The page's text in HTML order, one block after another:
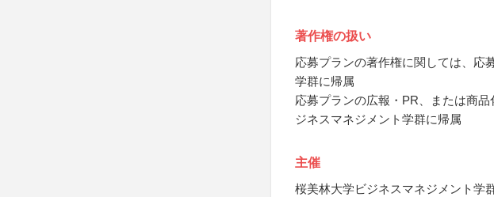
著作権の扱い
応募プランの著作権に関しては、応
学群に帰属
応募プランの広報・PR、または商
ジネスマネジメント学群に帰属
主催
桜美林大学ビジネスマネジメント学